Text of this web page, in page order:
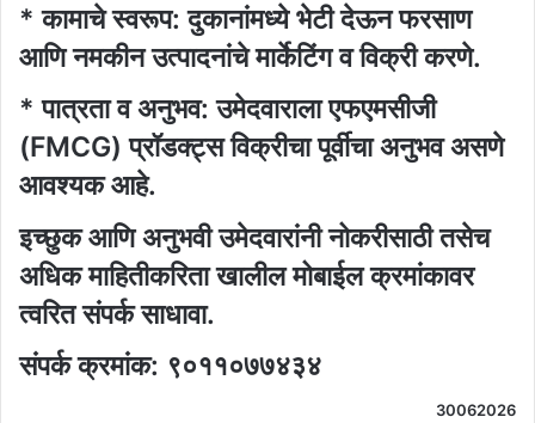
* कामाचे स्वरूप: दुकानांमध्ये भेटी देऊन फरसाण
आणि नमकीन उत्पादनांचे मार्केटिंग व विक्री करणे.
* पात्रता व अनुभव: उमेदवाराला एफएमसीजी
(FMCG) प्रॉडक्ट्स विक्रीचा पूर्वीचा अनुभव असणे
आवश्यक आहे.
इच्छुक आणि अनुभवी उमेदवारांनी नोकरीसाठी तसेच
अधिक माहितीकरिता खालील मोबाईल क्रमांकावर
त्वरित संपर्क साधावा.
संपर्क क्रमांक: ९०११०७७४३४
30062026